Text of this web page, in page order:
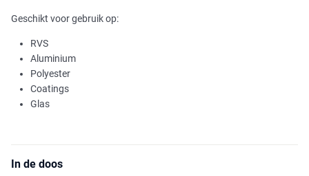
Geschikt voor gebruik op:
RVS
Aluminium
Polyester
Coatings
Glas
In de doos